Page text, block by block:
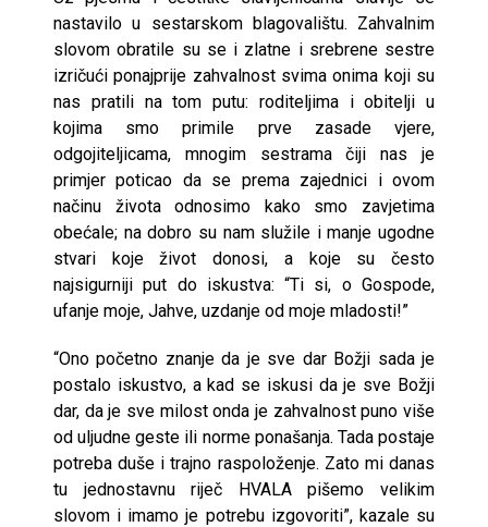
nastavilo u sestarskom blagovalištu. Zahvalnim
slovom obratile su se i zlatne i srebrene sestre
izričući ponajprije zahvalnost svima onima koji su
nas pratili na tom putu: roditeljima i obitelji u
kojima smo primile prve zasade vjere,
odgojiteljicama, mnogim sestrama čiji nas je
primjer poticao da se prema zajednici i ovom
načinu života odnosimo kako smo zavjetima
obećale; na dobro su nam služile i manje ugodne
stvari koje život donosi, a koje su često
najsigurniji put do iskustva: “Ti si, o Gospode,
ufanje moje, Jahve, uzdanje od moje mladosti!”
“Ono početno znanje da je sve dar Božji sada je
postalo iskustvo, a kad se iskusi da je sve Božji
dar, da je sve milost onda je zahvalnost puno više
od uljudne geste ili norme ponašanja. Tada postaje
potreba duše i trajno raspoloženje. Zato mi danas
tu jednostavnu riječ HVALA pišemo velikim
slovom i imamo je potrebu izgovoriti”, kazale su